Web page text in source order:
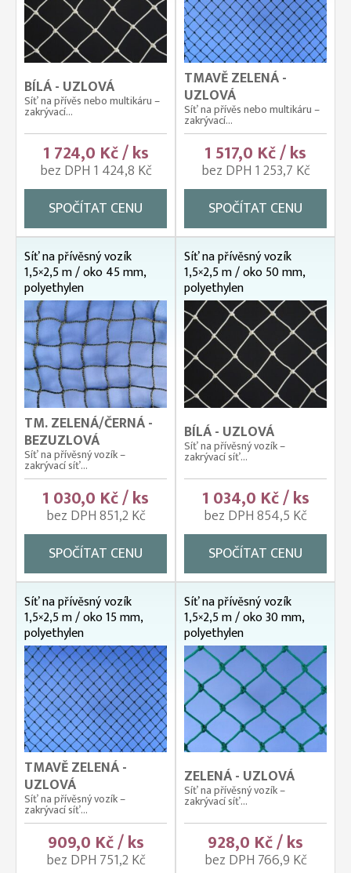
BÍLÁ - UZLOVÁ
Síť na přívěs nebo multikáru –
zakrývací...
1 724,0 Kč / ks
bez DPH 1 424,8 Kč
SPOČÍTAT CENU
TMAVĚ ZELENÁ -
UZLOVÁ
Síť na přívěs nebo multikáru –
zakrývací...
1 517,0 Kč / ks
bez DPH 1 253,7 Kč
SPOČÍTAT CENU
Síť na přívěsný vozík
1,5×2,5 m / oko 45 mm,
polyethylen
TM. ZELENÁ/ČERNÁ -
BEZUZLOVÁ
Síť na přívěsný vozík –
zakrývací síť...
1 030,0 Kč / ks
bez DPH 851,2 Kč
SPOČÍTAT CENU
Síť na přívěsný vozík
1,5×2,5 m / oko 50 mm,
polyethylen
BÍLÁ - UZLOVÁ
Síť na přívěsný vozík –
zakrývací síť...
1 034,0 Kč / ks
bez DPH 854,5 Kč
SPOČÍTAT CENU
Síť na přívěsný vozík
1,5×2,5 m / oko 15 mm,
polyethylen
TMAVĚ ZELENÁ -
UZLOVÁ
Síť na přívěsný vozík –
zakrývací síť...
909,0 Kč / ks
bez DPH 751,2 Kč
Síť na přívěsný vozík
1,5×2,5 m / oko 30 mm,
polyethylen
ZELENÁ - UZLOVÁ
Síť na přívěsný vozík –
zakrývací síť...
928,0 Kč / ks
bez DPH 766,9 Kč